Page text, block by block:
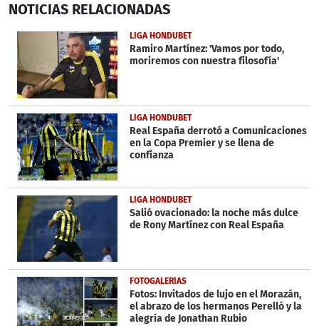
seconds
1
minute,
55
seconds
NOTICIAS RELACIONADAS
LIGA HONDUBET
Ramiro Martínez: 'Vamos por todo,
moriremos con nuestra filosofía'
LIGA HONDUBET
Real España derrotó a Comunicaciones
en la Copa Premier y se llena de
confianza
LIGA HONDUBET
Salió ovacionado: la noche más dulce
de Rony Martínez con Real España
FOTOGALERÍAS
Fotos: Invitados de lujo en el Morazán,
el abrazo de los hermanos Perelló y la
alegría de Jonathan Rubio